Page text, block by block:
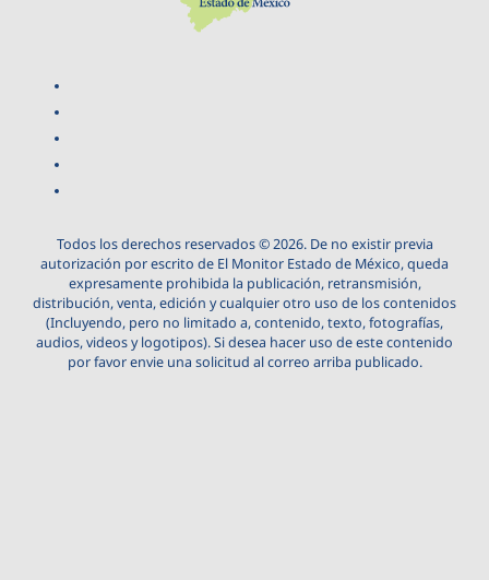
Todos los derechos reservados © 2026. De no existir previa
autorización por escrito de El Monitor Estado de México, queda
expresamente prohibida la publicación, retransmisión,
distribución, venta, edición y cualquier otro uso de los contenidos
(Incluyendo, pero no limitado a, contenido, texto, fotografías,
audios, videos y logotipos). Si desea hacer uso de este contenido
por favor envie una solicitud al correo arriba publicado.